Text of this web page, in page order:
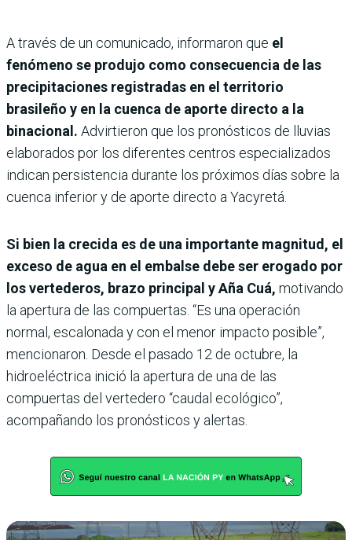
A través de un comunicado, informaron que el
fenómeno se produjo como consecuencia de las
precipitaciones registradas en el territorio
brasileño y en la cuenca de aporte directo a la
binacional. Advirtieron que los pronósticos de lluvias
elaborados por los diferentes centros especializados
indican persistencia durante los próximos días sobre la
cuenca inferior y de aporte directo a Yacyretá.
Si bien la crecida es de una importante magnitud, el
exceso de agua en el embalse debe ser erogado por
los vertederos, brazo principal y Aña Cuá, motivando
la apertura de las compuertas. “Es una operación
normal, escalonada y con el menor impacto posible”,
mencionaron. Desde el pasado 12 de octubre, la
hidroeléctrica inició la apertura de una de las
compuertas del vertedero “caudal ecológico”,
acompañando los pronósticos y alertas.